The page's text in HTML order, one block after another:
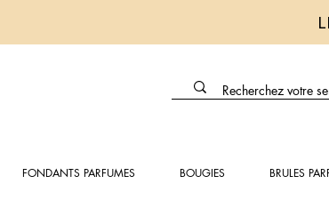
FONDANTS PARFUMES BOUGIES BRULES